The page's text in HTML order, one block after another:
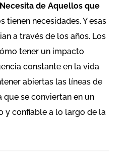
de Aquellos que
tienen necesidades. Y esas
a través de los años. Los
tener un impacto
constante en la vida
abiertas las líneas de
se conviertan en un
y confiable a lo largo de la